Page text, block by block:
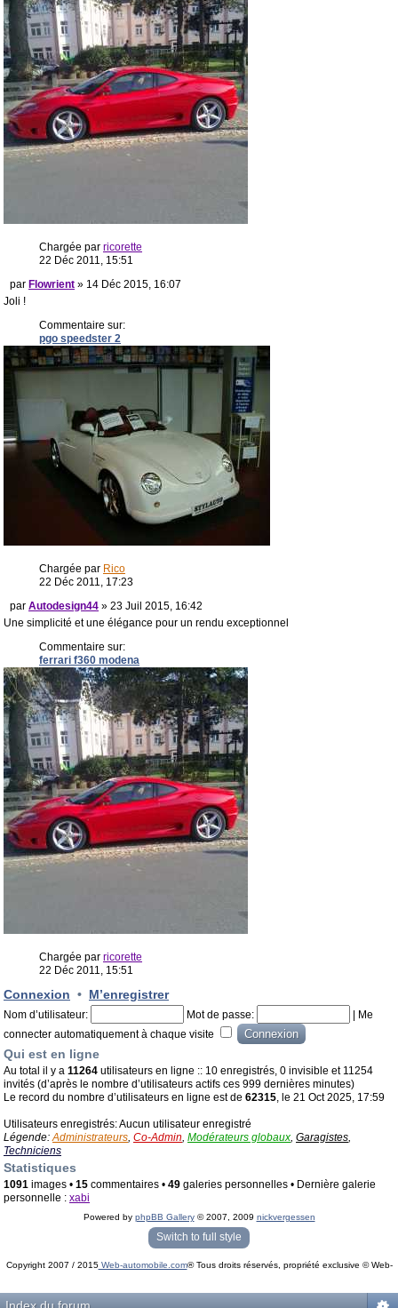
Chargée par ricorette
22 Déc 2011, 15:51
par Flowrient » 14 Déc 2015, 16:07
Joli !
Commentaire sur:
pgo speedster 2
Chargée par Rico
22 Déc 2011, 17:23
par Autodesign44 » 23 Juil 2015, 16:42
Une simplicité et une élégance pour un rendu exceptionnel
Commentaire sur:
ferrari f360 modena
Chargée par ricorette
22 Déc 2011, 15:51
Connexion • M’enregistrer
Nom d’utilisateur: Mot de passe:
Me
connecter automatiquement à chaque visite
Qui est en ligne
Au total il y a 11264 utilisateurs en ligne :: 10 enregistrés, 0 invisible et 11254
invités (d’après le nombre d’utilisateurs actifs ces 999 dernières minutes)
Le record du nombre d’utilisateurs en ligne est de 62315, le 21 Oct 2025, 17:59
Utilisateurs enregistrés: Aucun utilisateur enregistré
Légende:Administrateurs, Co-Admin, Modérateurs globaux, Garagistes,
Techniciens
Statistiques
1091 images • 15 commentaires • 49 galeries personnelles • Dernière galerie
personnelle : xabi
Powered by phpBB Gallery© 2007, 2009 nickvergessen
« phpBB Gallery » - Traduction française par
darky
Switch to full style
Copyright 2007 / 2015Web-automobile.com® Tous droits réservés, propriété exclusive © Web-